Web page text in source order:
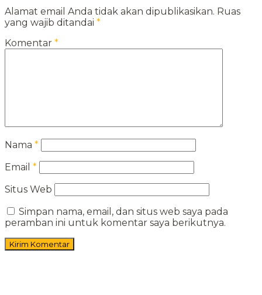
Alamat email Anda tidak akan dipublikasikan. Ruas
yang wajib ditandai *
Komentar *
Nama *
Email *
Situs Web
Simpan nama, email, dan situs web saya pada
peramban ini untuk komentar saya berikutnya.